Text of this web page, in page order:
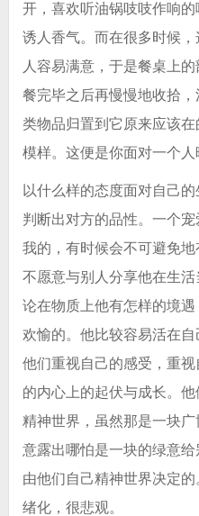
开，喜欢听油锅吱吱作响
诱人香气。而在很多时候
人容易满意，于是餐桌上
餐完毕之后再慢慢地收拾
类物品归置到它原来应该
模样。这便是你面对一个人
以什么样的态度面对自己
判断出对方的品性。一个
我的，有时候会不可避免
不愿意与别人分享他在生
论在物质上他有怎样的境
欢愉的。他比较容易活在自
他们重视自己的感受，重
的内心上的起伏与成长。
精神世界，虽然那是一块
意露出哪怕是一块的绿意
由他们自己精神世界决定
绪化，很悲观。